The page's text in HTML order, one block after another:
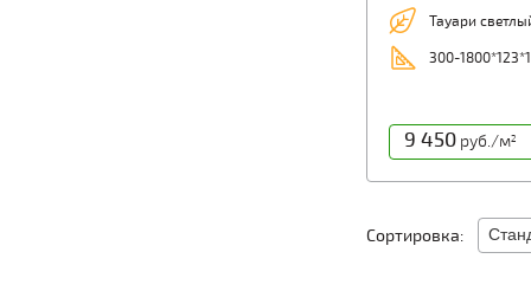
Тауари
300-
9 450руб./м2
Сортировка: